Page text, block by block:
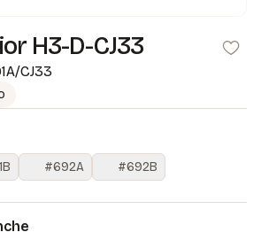
H3-D-CJ33
CJ33
#692A #692B